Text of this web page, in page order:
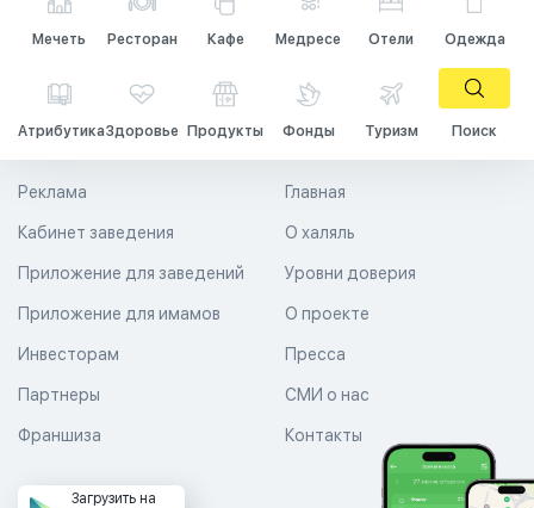
Мечеть Ресторан Кафе Медресе Отели Одежда
АтрибутикаЗдоровье Продукты Фонды Туризм Поиск
Главная
О халяль
Уровни доверия
Реклама
Кабинет заведения
Приложение для заведений
Приложение для имамов О проекте
Пресса
СМИ о нас
Контакты
Инвесторам
Партнеры
Франшиза
Загрузить на